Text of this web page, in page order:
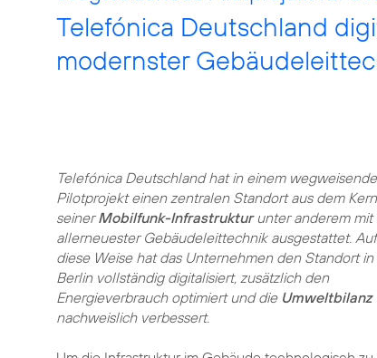
Telefónica Deutschland
modernster
Telefónica Deutschland hat in einem
Pilotprojekt einen zentralen Standort aus dem
seinerMobilfunk-Infrastrukturunter anderem mit
allerneuester Gebäudeleittechnik ausgestattet. Auf
diese Weise hat das Unternehmen den Standort in
Berlin vollständig digitalisiert, zusätzlich den
Energieverbrauch optimiert und die Umweltbilanz
nachweislich verbessert.